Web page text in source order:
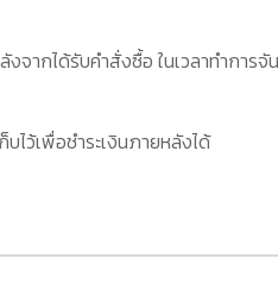
งจากได้รับคำสั่งซื้อ ในเวลาทำการ
ไว้เพื่อชำระเงินภายหลังได้